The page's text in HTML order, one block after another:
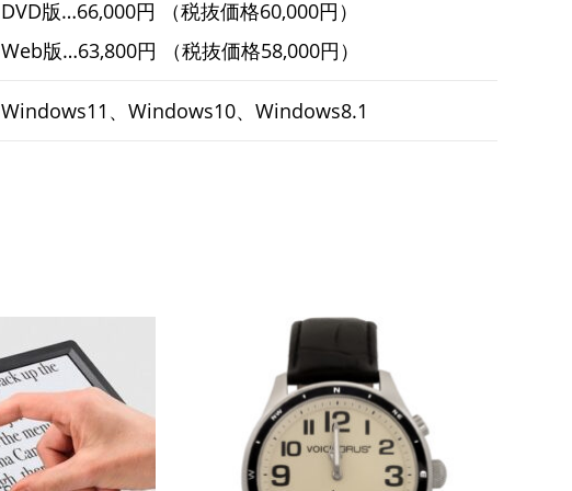
DVD版…66,000円 （税抜価格60,000円）
Web版…63,800円 （税抜価格58,000円）
Windows11、Windows10、Windows8.1